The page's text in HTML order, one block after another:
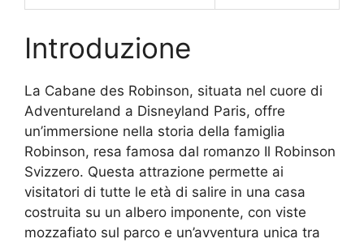
Introduzione
La Cabane des Robinson, situata nel cuore di
Adventureland a Disneyland Paris, offre
un’immersione nella storia della famiglia
Robinson, resa famosa dal romanzo Il Robinson
Svizzero. Questa attrazione permette ai
visitatori di tutte le età di salire in una casa
costruita su un albero imponente, con viste
mozzafiato sul parco e un’avventura unica tra